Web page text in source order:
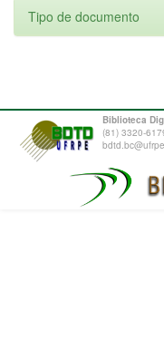
Tipo de documento
Biblioteca
(81) 3320-